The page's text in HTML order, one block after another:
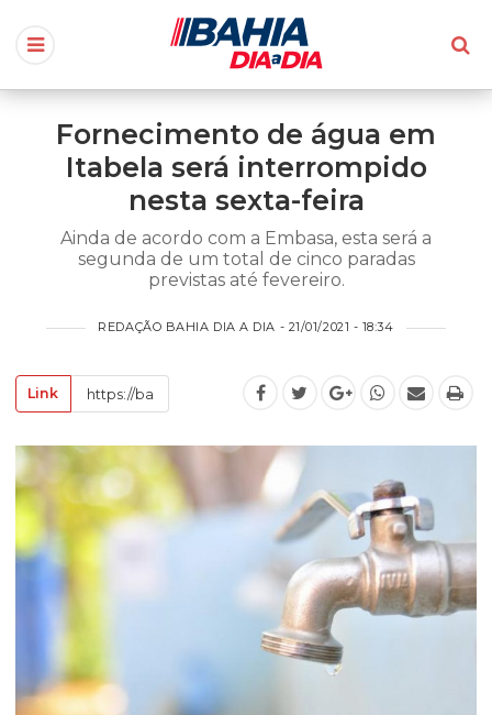
Fornecimento de água em
Itabela será interrompido
nesta sexta-feira
Ainda de acordo com a Embasa, esta será a
segunda de um total de cinco paradas
previstas até fevereiro.
REDAÇÃO BAHIA DIA A DIA - 21/01/2021 - 18:34
Link